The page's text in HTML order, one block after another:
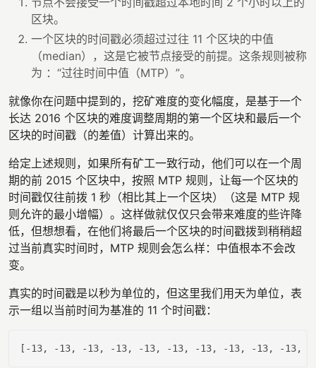
区块。
一个区块的时间戳必须超过过往 11 个区块的中值
（median），这是它被节点接受的前提。这条规则被称
为 ：“过往时间中值（MTP）”。
就像你在问题中提到的，挖矿难度的变化幅度，是基于一个
长达 2016 个区块的难度调整周期的第一个区块和最后一个
区块的时间戳（的差值）计算出来的。
给定上述规则，如果所有矿工一致行动，他们可以在一个周
期的前 2015 个区块中，按照 MTP 规则，让每一个区块的
时间戳仅往前拨 1 秒（相比其上一个区块）（这是 MTP 规
则允许的最小增幅）。这样做就仅仅只会带来难度的些许降
低，但想想看，在他们将最后一个区块的时间戳拨到稍稍超
过当前真实时间时，MTP 规则会怎么样：中值根本不会改
变。
真实的时间戳是以秒为单位的，但这里我们用天为单位，表
示一组以当前时间为基准的 11 个时间戳：
[ -13, -13, -13, -13, -13, -13, -13, -13, -13, -13,